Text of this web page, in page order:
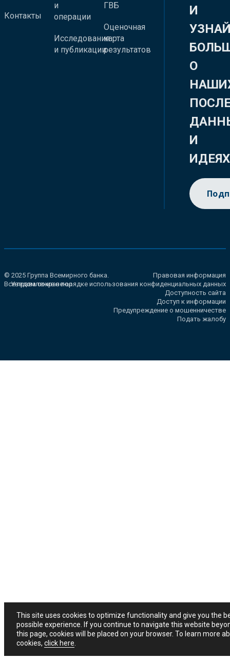
Контакты
и
операции
Исследования
и публикации
ГВБ
Оценочная
карта
результатов
И
О
И
ИДЕЯХ
© 2025 Группа Всемирного банка.
Все права сохранены.
Правовая информация
Уведомление о порядке использования конфиденциальных данных
Доступность сайта
Доступ к информации
Предупреждение о мошенничестве
Подать жалобу
This site uses cookies to optimize functionality and give you the
possible experience. If you continue to navigate this website
this page, cookies will be placed on your browser. To learn more
cookies, click here